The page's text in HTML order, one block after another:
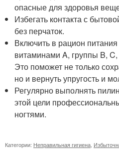
опасные для здоровья
Избегать контакта с
без перчаток.
Включить в рацион
витаминами A, группы B,
Это поможет не только
но и вернуть упругость и
Регулярно выполнять
этой цели
ногтями.
Категории: Неправильная гигиена